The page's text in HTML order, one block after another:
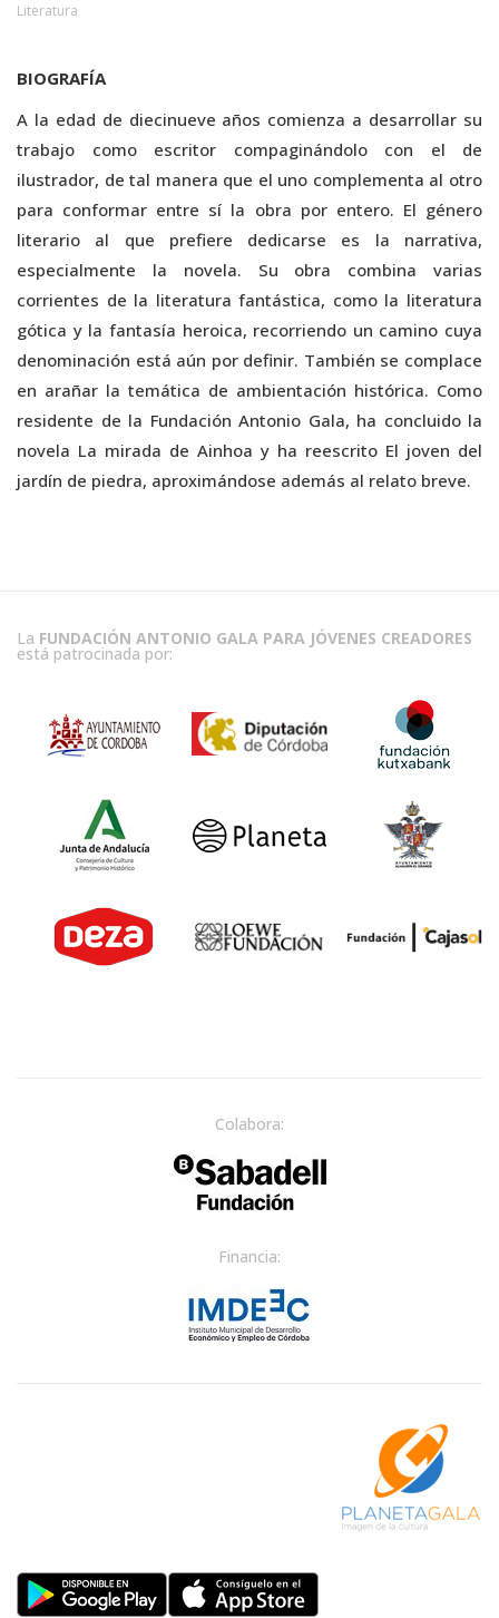
Literatura
BIOGRAFÍA
A la edad de diecinueve años comienza a desarrollar su
trabajo como escritor compaginándolo con el de
ilustrador, de tal manera que el uno complementa al otro
para conformar entre sí la obra por entero. El género
literario al que prefiere dedicarse es la narrativa,
especialmente la novela. Su obra combina varias
corrientes de la literatura fantástica, como la literatura
gótica y la fantasía heroica, recorriendo un camino cuya
denominación está aún por definir. También se complace
en arañar la temática de ambientación histórica. Como
residente de la Fundación Antonio Gala, ha concluido la
novela La mirada de Ainhoa y ha reescrito El joven del
jardín de piedra, aproximándose además al relato breve.
La FUNDACIÓN ANTONIO GALA PARA JÓVENES CREADORES
está patrocinada por:
Colabora:
Financia: